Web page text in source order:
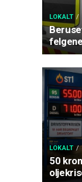
LOKALT
felgene
LOKALT
50